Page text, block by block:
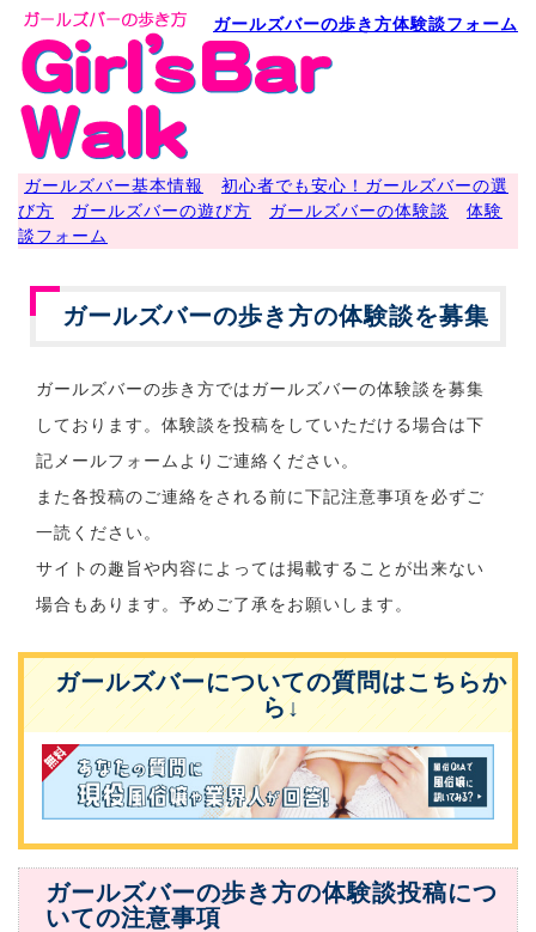
ガールズバーの歩き方体験談フォーム
ガールズバー基本情報
初心者でも安心！ガールズバーの選
び方
ガールズバーの遊び方 ガールズバーの体験談
体験
談フォーム
ガールズバーの歩き方の体験談を募集
ガールズバーの歩き方ではガールズバーの体験談を募集
しております。体験談を投稿をしていただける場合は下
記メールフォームよりご連絡ください。
また各投稿のご連絡をされる前に下記注意事項を必ずご
一読ください。
サイトの趣旨や内容によっては掲載することが出来ない
場合もあります。予めご了承をお願いします。
ガールズバーについての質問はこちらか
ら↓
ガールズバーの歩き方の体験談投稿につ
いての注意事項